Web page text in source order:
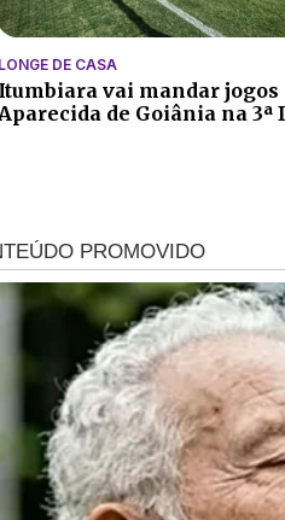
LONGE DE CASA
Itumbiara vai mandar jogos
Aparecida de Goiânia na 3ª